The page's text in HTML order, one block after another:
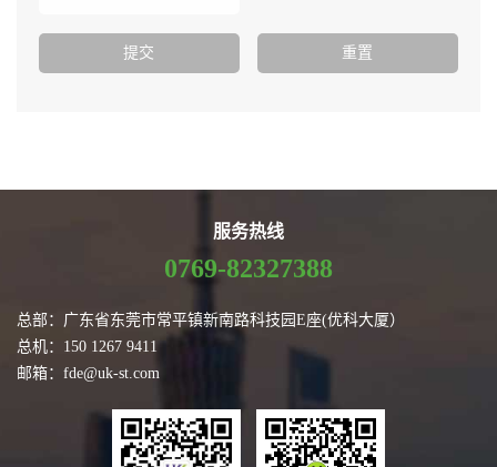
服务热线
0769-82327388
总部：广东省东莞市常平镇新南路科技园E座(优科大厦）
总机：150 1267 9411
邮箱：fde@uk-st.com